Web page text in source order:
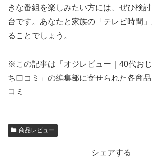
きな番組を楽しみたい方には、ぜひ検
台です。あなたと家族の「テレビ時間
ることでしょう。
※この記事は「オジレビュー｜40代お
ち口コミ」の編集部に寄せられた各商
コミ
商品レビュー
シェアする